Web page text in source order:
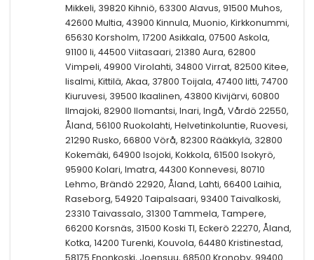
Mikkeli, 39820 Kihniö, 63300 Alavus, 91500 Muhos,
42600 Multia, 43900 Kinnula, Muonio, Kirkkonummi,
65630 Korsholm, 17200 Asikkala, 07500 Askola,
91100 Ii, 44500 Viitasaari, 21380 Aura, 62800
Vimpeli, 49900 Virolahti, 34800 Virrat, 82500 Kitee,
Iisalmi, Kittilä, Akaa, 37800 Toijala, 47400 Iitti, 74700
Kiuruvesi, 39500 Ikaalinen, 43800 Kivijärvi, 60800
Ilmajoki, 82900 Ilomantsi, Inari, Ingå, Vårdö 22550,
Åland, 56100 Ruokolahti, Helvetinkoluntie, Ruovesi,
21290 Rusko, 66800 Vörå, 82300 Rääkkylä, 32800
Kokemäki, 64900 Isojoki, Kokkola, 61500 Isokyrö,
95900 Kolari, Imatra, 44300 Konnevesi, 80710
Lehmo, Brändö 22920, Åland, Lahti, 66400 Laihia,
Raseborg, 54920 Taipalsaari, 93400 Taivalkoski,
23310 Taivassalo, 31300 Tammela, Tampere,
66200 Korsnäs, 31500 Koski Tl, Eckerö 22270, Åland,
Kotka, 14200 Turenki, Kouvola, 64480 Kristinestad,
58175 Enonkoski, Joensuu, 68500 Kronoby, 99400